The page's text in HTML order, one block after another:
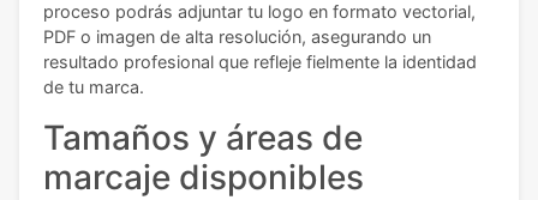
proceso podrás adjuntar tu logo en formato vectorial,
PDF o imagen de alta resolución, asegurando un
resultado profesional que refleje fielmente la identidad
de tu marca.
Tamaños y áreas de
marcaje disponibles